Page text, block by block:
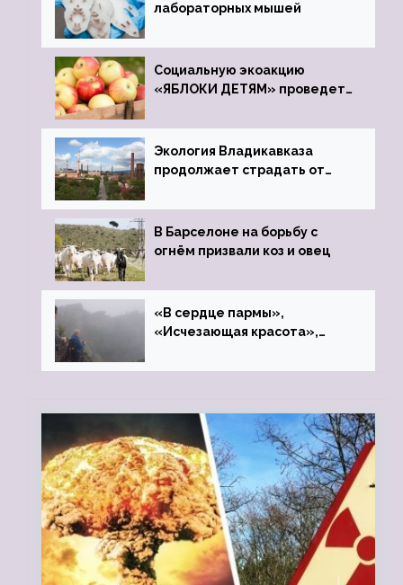
лабораторных мышей
Социальную экоакцию
«ЯБЛОКИ ДЕТЯМ» проведет
Экология Владикавказа
продолжает страдать от
В Барселоне на борьбу с
огнём призвали коз и овец
«В сердце пармы»,
«Исчезающая красота»,